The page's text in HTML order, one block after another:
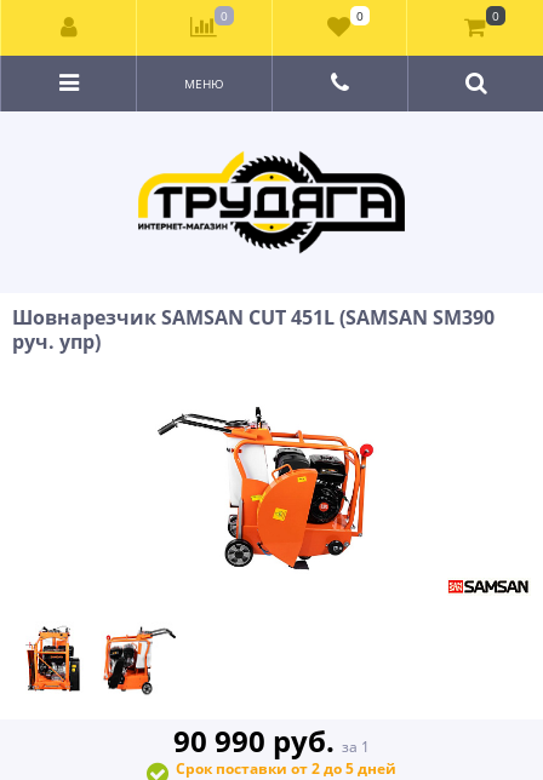
МЕНЮ
Шовнарезчик SAMSAN CUT 451L (SAMSAN SM390
руч. упр)
90 990 руб. за 1
Срок поставки от 2 до 5 дней
0 0 0